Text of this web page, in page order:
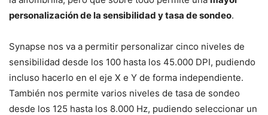
personalización de la sensibilidad y tasa de sondeo.
Synapse nos va a permitir personalizar cinco niveles de
sensibilidad desde los 100 hasta los 45.000 DPI, pudiendo
incluso hacerlo en el eje X e Y de forma independiente.
También nos permite varios niveles de tasa de sondeo
desde los 125 hasta los 8.000 Hz, pudiendo seleccionar un